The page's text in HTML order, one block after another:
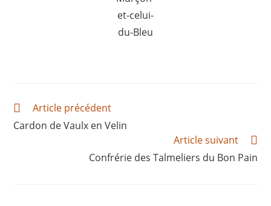
Article précédent
Cardon de Vaulx en Velin
Article suivant
Confrérie des Talmeliers du Bon Pain